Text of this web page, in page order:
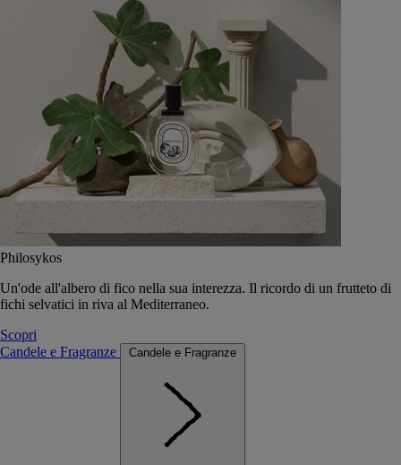
Philosykos
Un'ode all'albero di fico nella sua interezza. Il ricordo di un frutteto di
fichi selvatici in riva al Mediterraneo.
Scopri
Candele e Fragranze
Candele e Fragranze